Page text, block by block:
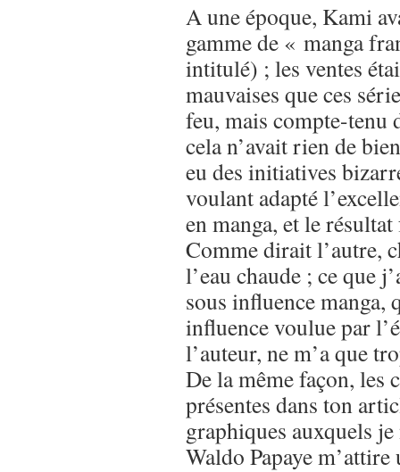
A une époque, Kami
gamme de « manga
intitulé) ; les ventes
mauvaises que ces
feu, mais compte-tenu
cela n’avait rien de
eu des initiatives
voulant adapté
en manga, et le
Comme dirait l’autre,
l’eau chaude ; ce que
sous influence manga,
influence voulue par
l’auteur, ne m’a que
De la même façon, les
présentes dans ton
graphiques auxquels je
Waldo Papaye